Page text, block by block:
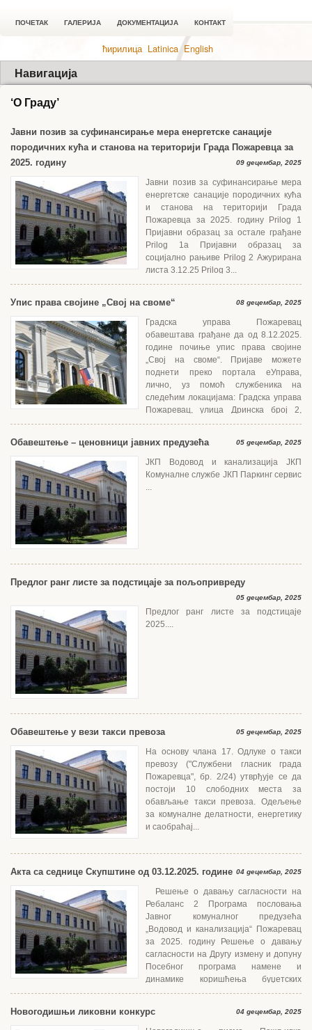
ПОЧЕТАК ГАЛЕРИЈА ДОКУМЕНТАЦИЈА КОНТАКТ
ћирилица Latinica English
Навигација
‘О Граду’
Јавни позив за суфинансирање мера енергетске санације
породичних кућа и станова на територији Града Пожаревца за
2025. годину
09 децембар, 2025
Јавни позив за суфинансирање мера
енергетске санације породичних кућа
и станова на територији Града
Пожаревца за 2025. годину Prilog 1
Пријавни образац за остале грађане
Prilog 1a Пријавни образац за
социјално рањиве Prilog 2 Ажурирана
листа 3.12.25 Prilog 3...
Упис права својине „Свој на своме“ 08 децембар, 2025
Градска управа Пожаревац
обавештава грађане да од 8.12.2025.
године почиње упис права својине
„Свој на своме“. Пријаве можете
поднети преко портала еУправа,
лично, уз помоћ службеника на
следећим локацијама: Градска управа
Пожаревац, улица Дринска број 2,
кацеларија број 26, радно време 07.30 –...
Обавештење – ценовници јавних предузећа 05 децембар, 2025
ЈКП Водовод и канализација ЈКП
Комуналне службе ЈКП Паркинг сервис
...
Предлог ранг листе за подстицаје за пољопривреду
05 децембар, 2025
Предлог ранг листе за подстицаје
2025....
Oбавештење у вези такси превоза 05 децембар, 2025
На основу члана 17. Одлуке о такси
превозу ("Службени гласник града
Пожаревца", бр. 2/24) утврђује се да
постоји 10 слободних места за
обављање такси превоза. Одељењe
за комуналне делaтности, енергетику
и саобраћај...
Акта са седнице Скупштине од 03.12.2025. године 04 децембар, 2025
Решење о давању сагласности на
Ребаланс 2 Програма пословања
Јавног комуналног предузећа
„Водовод и канализација“ Пожаревац
за 2025. годину Решење о давању
сагласности на Другу измену и допуну
Посебног програма намене и
динамике коришћења буџетских
средстава за 2025. годину Јавног комуналног...
Новогодишњи ликовни конкурс 04 децембар, 2025